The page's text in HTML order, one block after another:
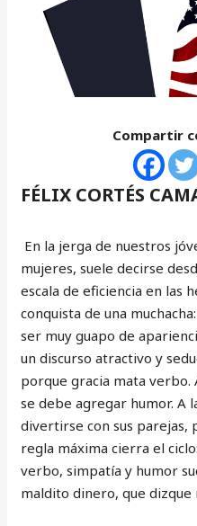
Compartir
FÉLIX CORTÉS
En la jerga de nuestros
mujeres, suele decirse
escala de eficiencia en las
conquista de una
ser muy guapo de
un discurso atractivo y
porque gracia mata verbo.
se debe agregar humor. A
divertirse con sus parejas,
regla máxima cierra el
verbo, simpatía y humor
maldito dinero, que dizque